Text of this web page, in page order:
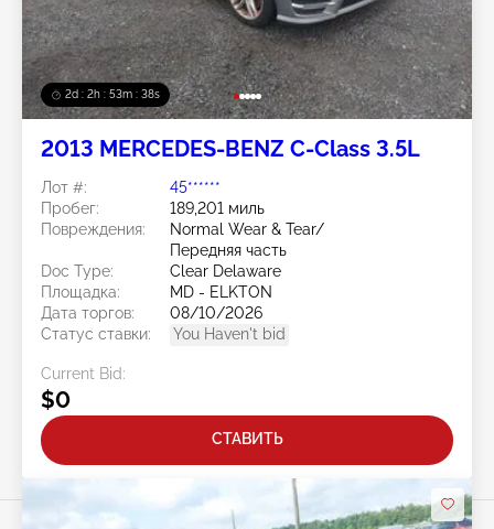
2d : 2h : 53m : 35s
2013 MERCEDES-BENZ C-Class 3.5L
Лот #:
45******
Пробег:
189,201 миль
Повреждения:
Normal Wear & Tear/
Передняя часть
Doc Type:
Clear Delaware
Площадка:
MD - ELKTON
Дата торгов:
08/10/2026
Статус ставки:
You Haven't bid
Current Bid:
$0
СТАВИТЬ